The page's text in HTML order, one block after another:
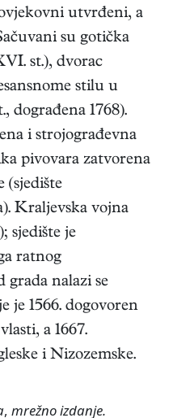
utvrđeni, a
su gotička
st.), dvorac
stilu u
dograđena 1768).
i strojograđevna
pivovara zatvorena
(sjedište
Kraljevska vojna
sjedište je
ratnog
grada nalazi se
je 1566. dogovoren
a 1667.
i Nizozemske.
, mrežno izdanje.